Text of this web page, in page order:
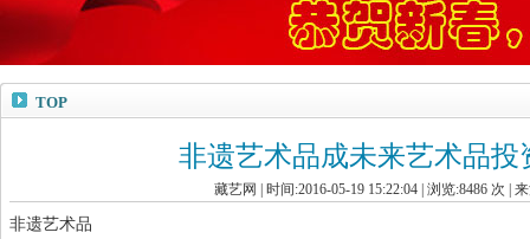
TOP
非遗艺术品成未来艺术品投
藏艺网 | 时间:2016-05-19 15:22:04 | 浏览:8486 次 |
非遗艺术品